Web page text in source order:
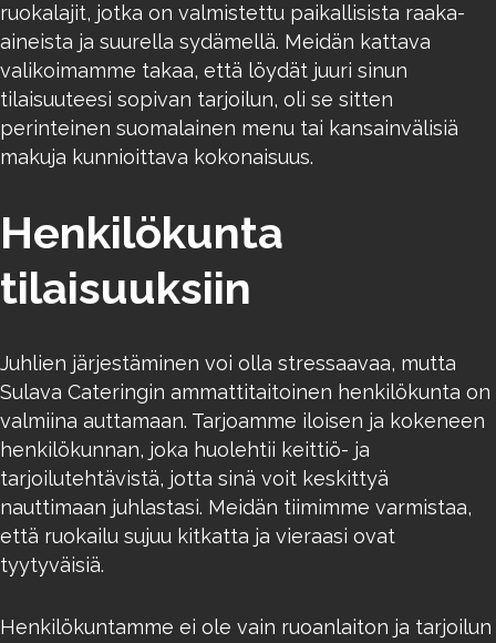
ruokalajit, jotka on valmistettu paikallisista raaka-
aineista ja suurella sydämellä. Meidän kattava
valikoimamme takaa, että löydät juuri sinun
tilaisuuteesi sopivan tarjoilun, oli se sitten
perinteinen suomalainen menu tai kansainvälisiä
makuja kunnioittava kokonaisuus.
Henkilökunta
tilaisuuksiin
Juhlien järjestäminen voi olla stressaavaa, mutta
Sulava Cateringin ammattitaitoinen henkilökunta on
valmiina auttamaan. Tarjoamme iloisen ja kokeneen
henkilökunnan, joka huolehtii keittiö- ja
tarjoilutehtävistä, jotta sinä voit keskittyä
nauttimaan juhlastasi. Meidän tiimimme varmistaa,
että ruokailu sujuu kitkatta ja vieraasi ovat
tyytyväisiä.
Henkilökuntamme ei ole vain ruoanlaiton ja tarjoilun